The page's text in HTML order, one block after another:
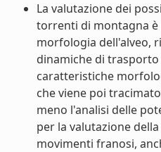
La valutazione dei
torrenti di montagna
morfologia dell'alveo,
dinamiche di
caratteristiche
che viene poi
meno l'analisi delle
per la valutazione
movimenti franosi,